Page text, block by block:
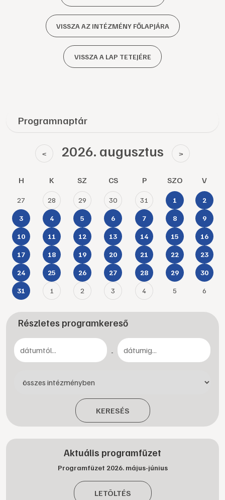
VISSZA AZ INTÉZMÉNY FŐLAPJÁRA
VISSZA A LAP TETEJÉRE
Programnaptár
< 2026. augusztus >
H K SZ CS P SZO V
27 28 29 30 31 1 2
3 4 5 6 7 8 9
10 11 12 13 14 15 16
17 18 19 20 21 22 23
24 25 26 27 28 29 30
31 1 2 3 4 5 6
Részletes programkereső
-
KERESÉS
Aktuális programfüzet
Programfüzet 2026. május-június
LETÖLTÉS